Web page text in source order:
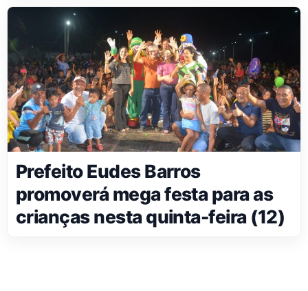
Prefeito Eudes Barros
promoverá mega festa para as
crianças nesta quinta-feira (12)